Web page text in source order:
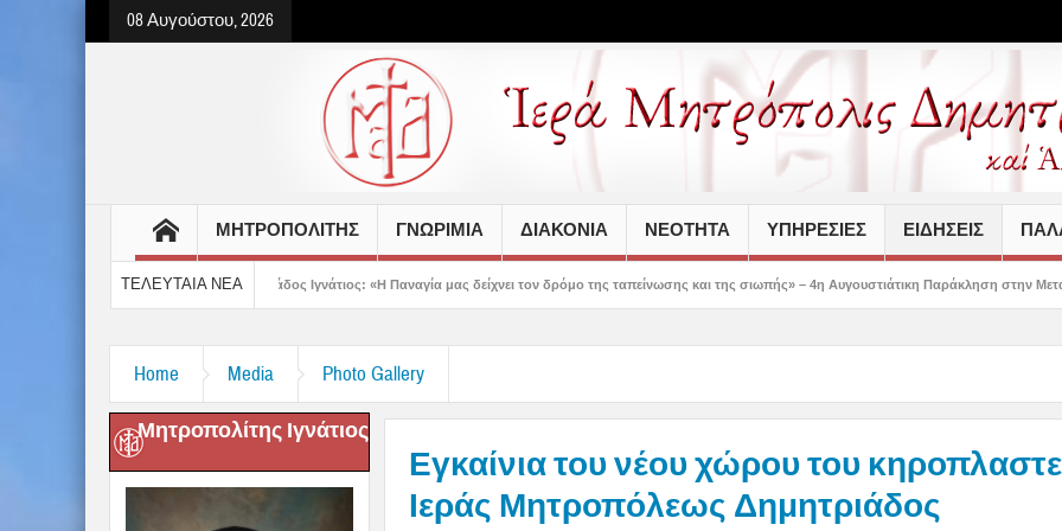
08 Αυγούστου, 2026
ΜΗΤΡΟΠΟΛΙΤΗΣ ΓΝΩΡΙΜΙΑ ΔΙΑΚΟΝΙΑ ΝΕΟΤΗΤΑ ΥΠΗΡΕΣΙΕΣ ΕΙΔΗΣΕΙΣ
ΤΕΛΕΥΤΑΙΑ ΝΕΑ
Δημητριάδος Ιγνάτιος: «Η Παναγία μας δείχνει τον δρόμο της ταπείνωσης και της σιωπής» – 4η Αυγουστιάτικη Παράκληση στην Μεταμόρφωση Βόλου
Home Media Photo Gallery
Μητροπολίτης Ιγνάτιος
Εγκαίνια του νέου χώρου του
Ιεράς Μητροπόλεως Δημητριάδος